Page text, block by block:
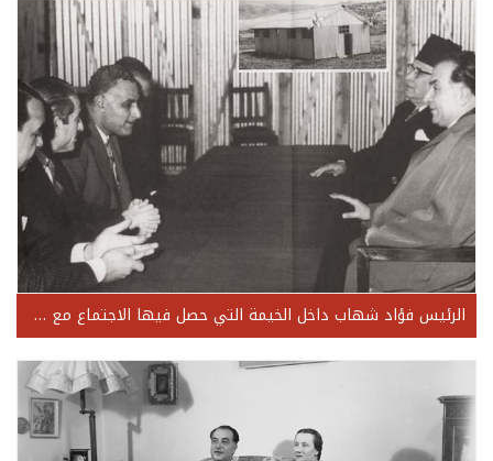
الرئيس فؤاد شهاب داخل الخيمة التي حصل فيها الاجتماع مع جمال عبد الناصر عند الحدود اللبنانية-السورية 1959